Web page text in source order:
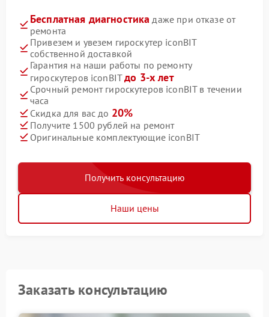
Бесплатная диагностика даже при отказе от
ремонта
Привезем и увезем гироскутер iconBIT
собственной доставкой
Гарантия на наши работы по ремонту
гироскутеров iconBITдо 3-х лет
Срочный ремонт гироскутеров iconBIT в течении
часа
Скидка для вас до 20%
Получите 1500 рублей на ремонт
Оригинальные комплектующие iconBIT
Получить консультацию
Наши цены
Заказать консультацию